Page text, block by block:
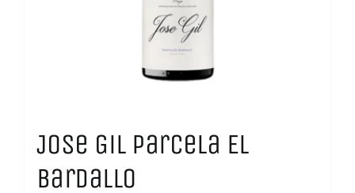
Jose Gil Parcela El
Bardallo